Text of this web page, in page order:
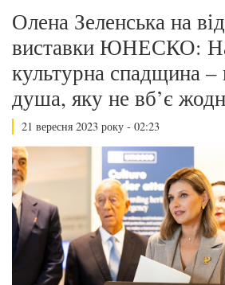
Олена Зеленська на
виставки ЮНЕСКО:
культурна спадщина
душа, яку не вб’є
21 вересня 2023 року - 02:23